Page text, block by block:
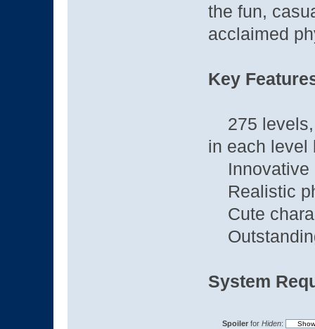
the fun,
acclaimed
Key
275 levels,
in each level
Innovative
Realistic
Cute
System
Spoilerfor Hiden: